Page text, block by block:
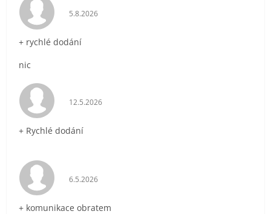
Hodnocení obchodu je 5 z 5 hvězdiček.
5.8.2026
+ rychlé dodání
nic
Hodnocení obchodu je 5 z 5 hvězdiček.
12.5.2026
+ Rychlé dodání
Hodnocení obchodu je 5 z 5 hvězdiček.
6.5.2026
+ komunikace obratem